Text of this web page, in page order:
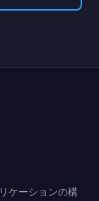
ケーションの構